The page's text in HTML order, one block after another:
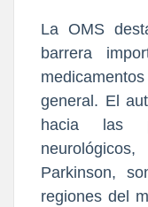
La OMS
barrera
general. El
hacia las
Parkinson,
regiones del